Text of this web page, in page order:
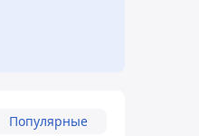
Популярные